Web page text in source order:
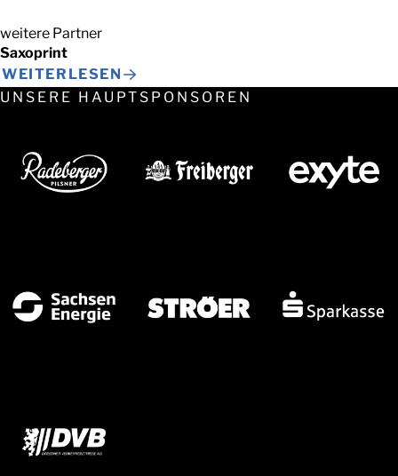
Saxoprint
WEITERLESEN
weitere Partner
UNSERE HAUPTSPONSOREN